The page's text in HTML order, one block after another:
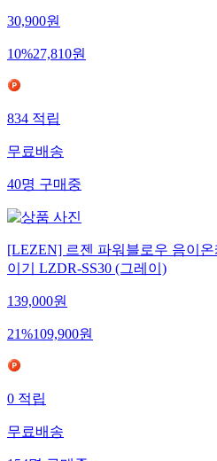
30,900원
10%27,810원
834적립
무료배송
40명구매중
[LEZEN] 르젠 파워블로우 음이
이기 LZDR-SS30 (그레이)
139,000원
21%109,900원
0적립
무료배송